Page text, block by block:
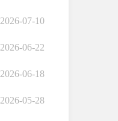
2026-07-10
2026-06-22
2026-06-18
2026-05-28